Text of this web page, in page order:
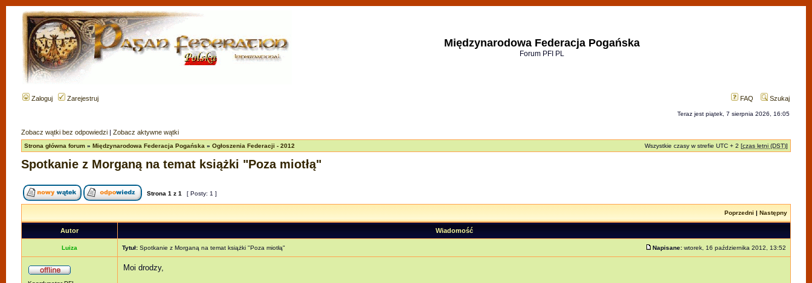
Międzynarodowa Federacja Pogańska
Forum PFI PL
Zaloguj Zarejestruj FAQ Szukaj
Teraz jest piątek, 7 sierpnia 2026, 16:05
Zobacz wątki bez odpowiedzi | Zobacz aktywne wątki
Strona główna forum » Międzynarodowa Federacja Pogańska » Ogłoszenia Federacji - 2012 Wszystkie czasy w strefie UTC + 2 [czas letni (DST)]
Spotkanie z Morganą na temat książki "Poza miotłą"
Strona 1 z 1 [ Posty: 1 ]
Poprzedni | Następny
Autor Wiadomość
Luiza Tytuł: Spotkanie z Morganą na temat książki "Poza miotłą" Napisane: wtorek, 16 października 2012, 13:52
Moi drodzy,